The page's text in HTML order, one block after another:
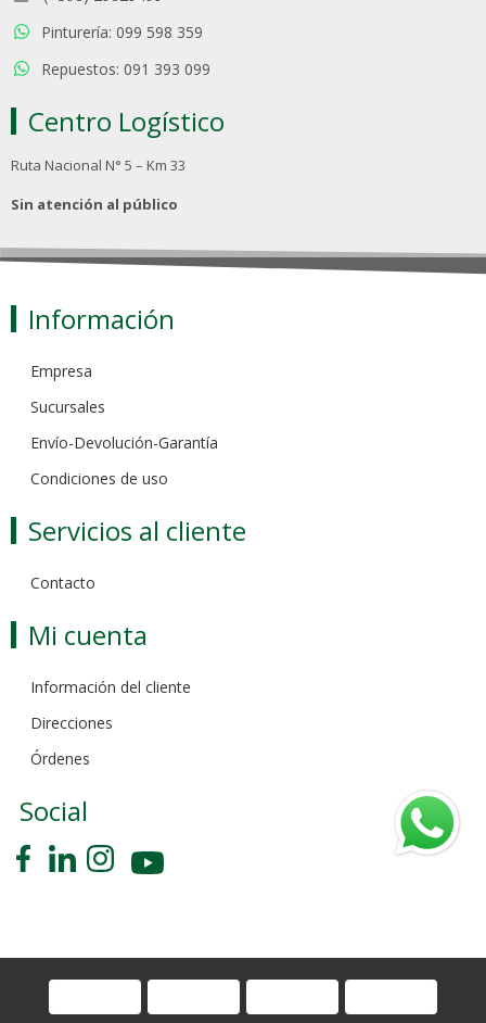
Pinturería: 099 598 359
Repuestos: 091 393 099
Centro Logístico
Ruta Nacional N° 5 – Km 33
Sin atención al público
Información
Empresa
Sucursales
Envío-Devolución-Garantía
Condiciones de uso
Servicios al cliente
Contacto
Mi cuenta
Información del cliente
Direcciones
Órdenes
Social